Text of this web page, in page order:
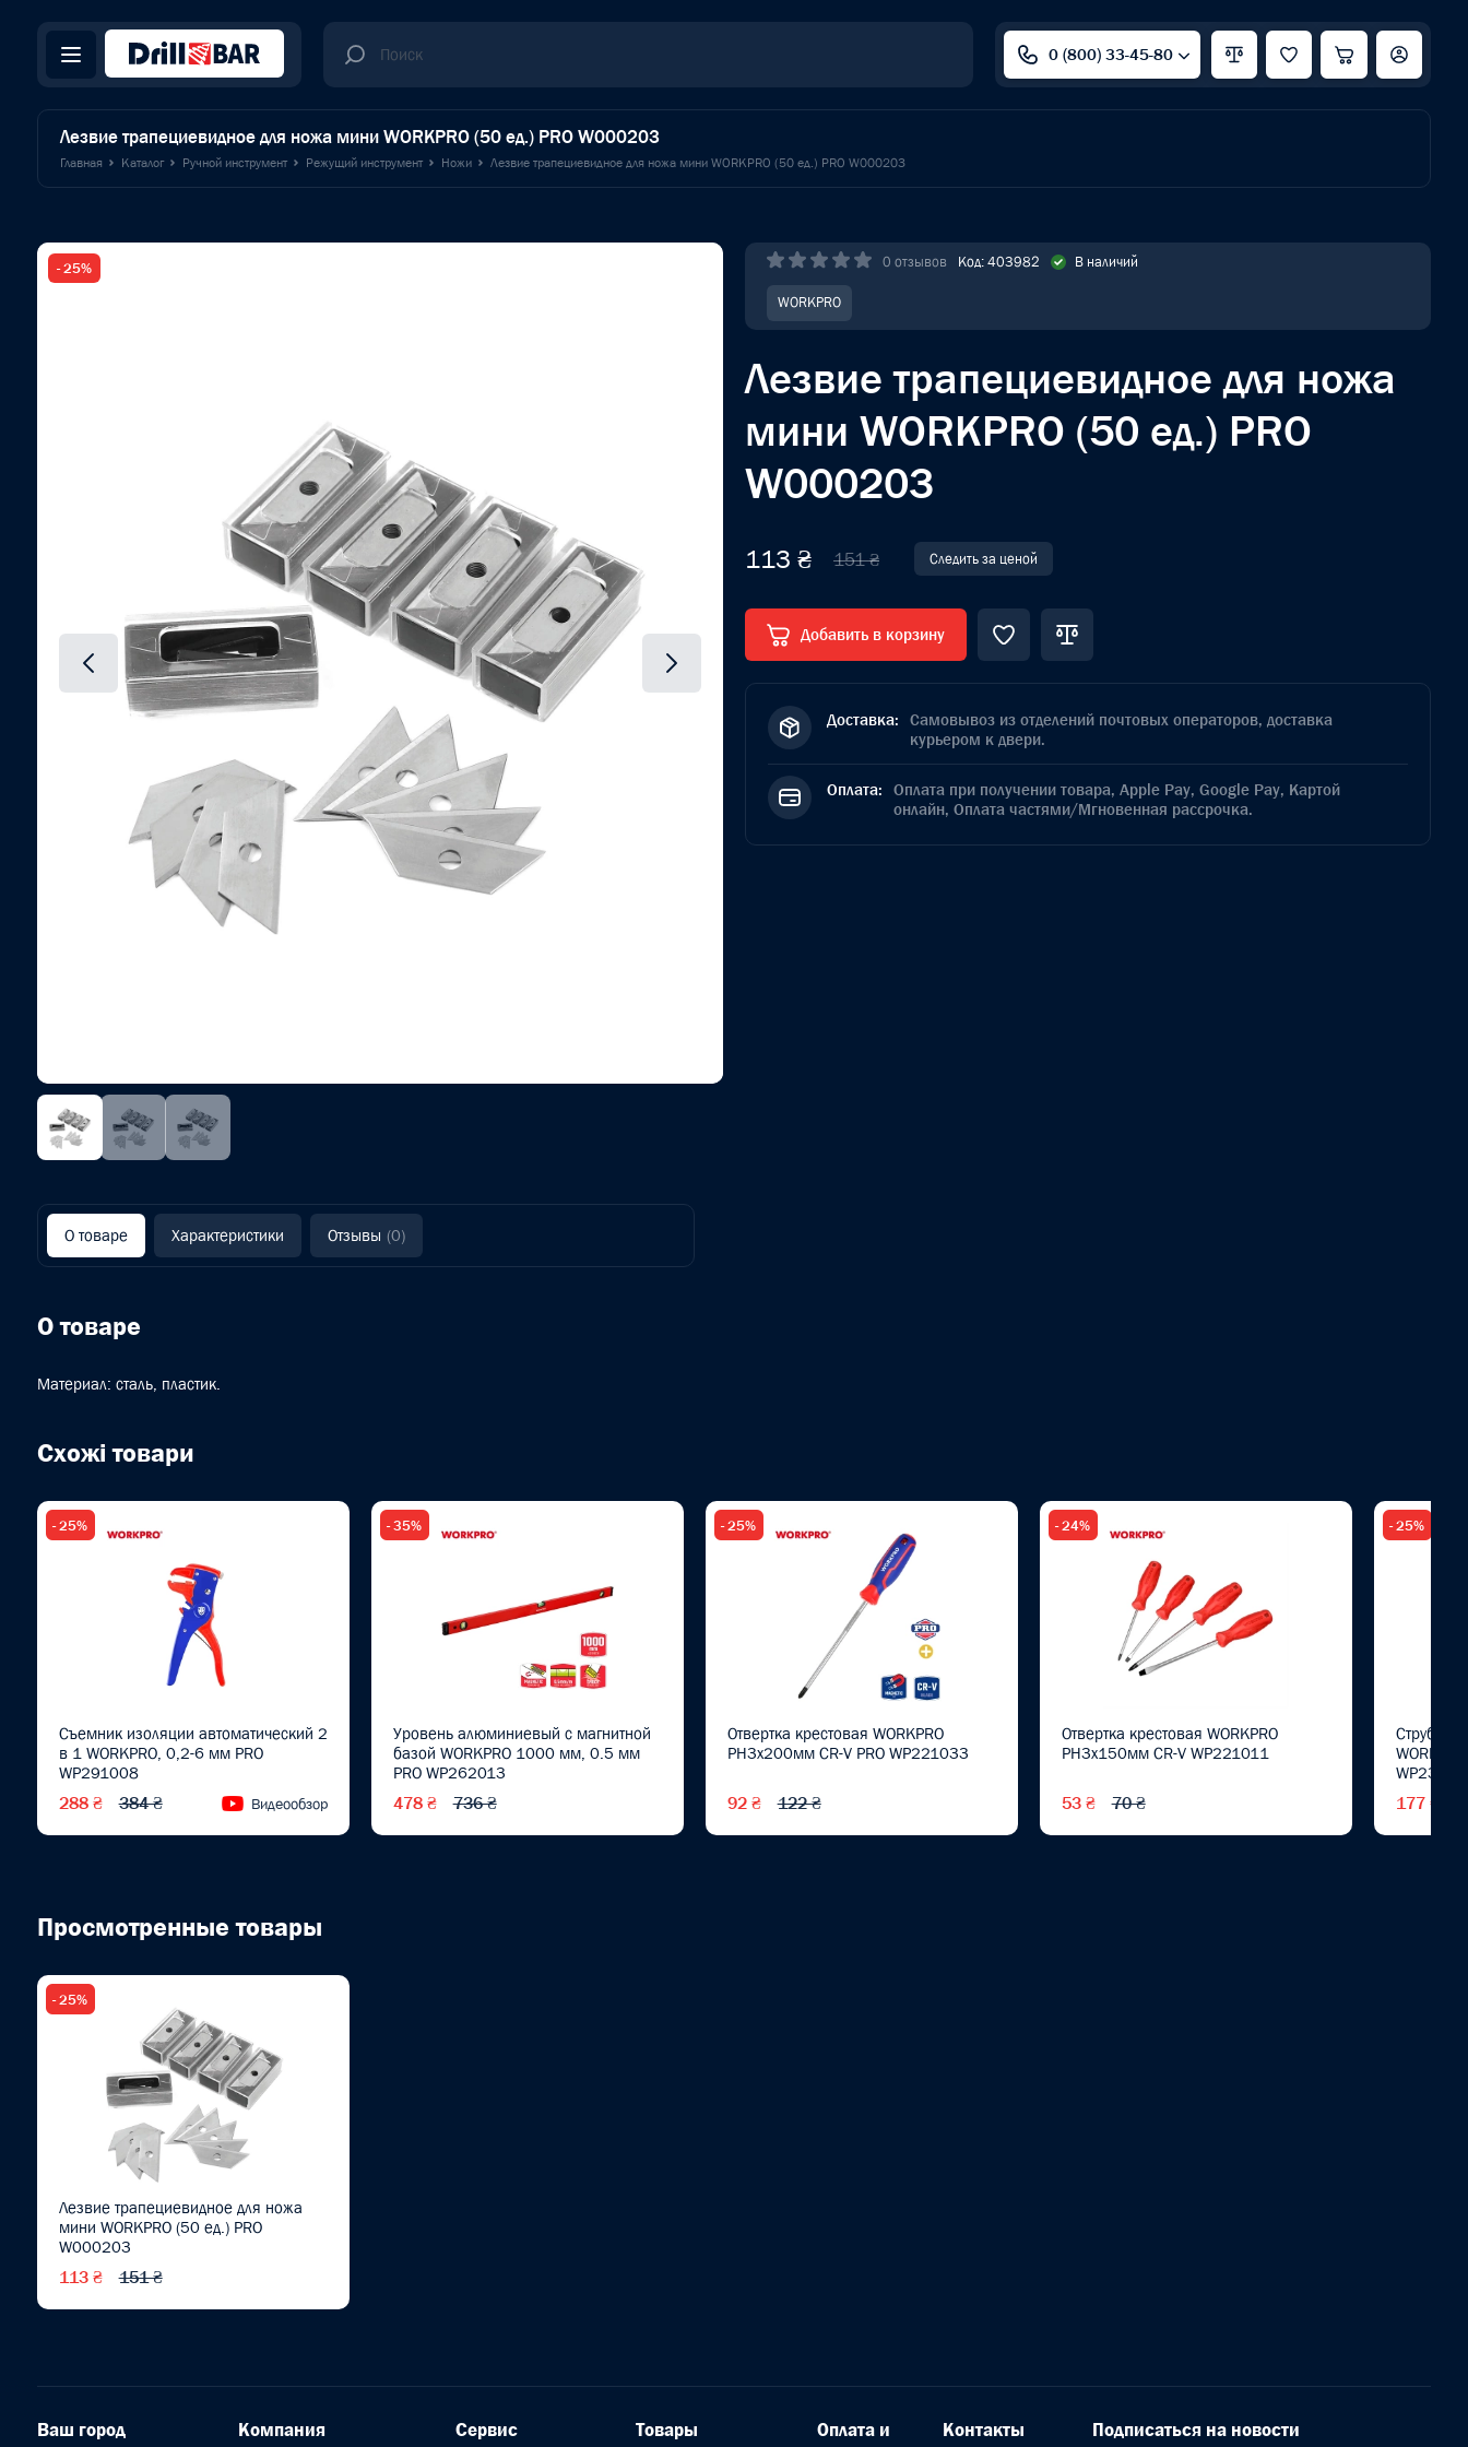
0 (800) 33-45-80
Лезвие трапециевидное для ножа мини WORKPRO (50 ед.) PRO W000203
Главная Каталог Ручной инструмент Режущий инструмент Ножи Лезвие трапециевидное для ножа мини WORKPRO (50 ед.) PRO W000203
- 25% 0 отзывов Код: 403982 В наличий
WORKPRO
Лезвие трапециевидное для ножа
мини WORKPRO (50 ед.) PRO
W000203
113 ₴ 151 ₴ Следить за ценой
Добавить в корзину
Доставка: Самовывоз из отделений почтовых операторов, доставка
курьером к двери.
Оплата: Оплата при получении товара, Apple Pay, Google Pay, Картой
онлайн, Оплата частями/Мгновенная рассрочка.
О товаре Характеристики Отзывы (0)
О товаре
Материал: сталь, пластик.
Схожі товари
- 25%
Съемник изоляции автоматический 2
в 1 WORKPRO, 0,2-6 мм PRO
WP291008
288 ₴ 384 ₴ Видеообзор
- 35%
Уровень алюминиевый с магнитной
базой WORKPRO 1000 мм, 0.5 мм
PRO WP262013
478 ₴ 736 ₴
- 25%
Отвертка крестовая WORKPRO
PH3x200мм CR-V PRO WP221033
92 ₴ 122 ₴
- 24%
Отвертка крестовая WORKPRO
PH3x150мм CR-V WP221011
53 ₴ 70 ₴
- 25%
177 ₴
Просмотренные товары
- 25%
Лезвие трапециевидное для ножа
мини WORKPRO (50 ед.) PRO
W000203
113 ₴ 151 ₴
Ваш город Компания Сервис Товары
Оплата и
Контакты Подписаться на новости